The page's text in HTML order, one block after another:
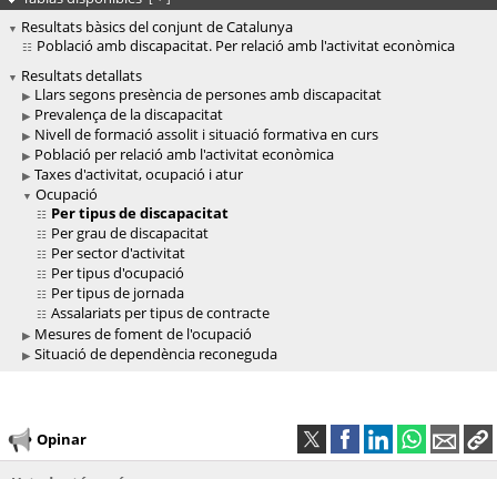
Resultats bàsics del conjunt de Catalunya
Població amb discapacitat. Per relació amb l'activitat econòmica
Resultats detallats
Llars segons presència de persones amb discapacitat
Prevalença de la discapacitat
Nivell de formació assolit i situació formativa en curs
Població per relació amb l'activitat econòmica
Taxes d'activitat, ocupació i atur
Ocupació
Per tipus de discapacitat
Per grau de discapacitat
Per sector d'activitat
Per tipus d'ocupació
Per tipus de jornada
Assalariats per tipus de contracte
Mesures de foment de l'ocupació
Situació de dependència reconeguda
Opinar